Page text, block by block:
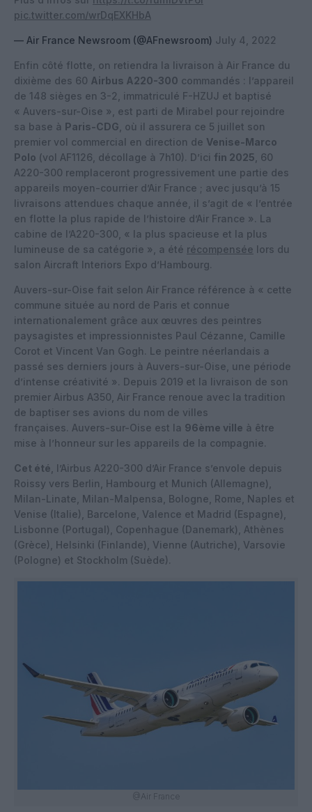
pic.twitter.com/wrDqEXKHbA
— Air France Newsroom (@AFnewsroom) July 4, 2022
Enfin côté flotte, on retiendra la livraison à Air France du
dixième des 60 Airbus A220-300 commandés : l’appareil
de 148 sièges en 3-2, immatriculé F-HZUJ et baptisé
« Auvers-sur-Oise », est parti de Mirabel pour rejoindre
sa base à Paris-CDG , où il assurera ce 5 juillet son
premier vol commercial en direction de Venise-Marco
Polo (vol AF1126, décollage à 7h10). D’ici fin 2025 , 60
A220-300 remplaceront progressivement une partie des
appareils moyen-courrier d’Air France ; avec jusqu’à 15
livraisons attendues chaque année, il s’agit de « l’entrée
en flotte la plus rapide de l’histoire d’Air France ». La
cabine de l’A220-300, « la plus spacieuse et la plus
lumineuse de sa catégorie », a été récompensée lors du
salon Aircraft Interiors Expo d’Hambourg.
Auvers-sur-Oise fait selon Air France référence à « cette
commune située au nord de Paris et connue
internationalement grâce aux œuvres des peintres
paysagistes et impressionnistes Paul Cézanne, Camille
Corot et Vincent Van Gogh. Le peintre néerlandais a
passé ses derniers jours à Auvers-sur-Oise, une période
d’intense créativité ». Depuis 2019 et la livraison de son
premier Airbus A350, Air France renoue avec la tradition
de baptiser ses avions du nom de villes
françaises. Auvers-sur-Oise est la 96ème ville à être
mise à l’honneur sur les appareils de la compagnie.
Cet été , l’Airbus A220-300 d’Air France s’envole depuis
Roissy vers Berlin, Hambourg et Munich (Allemagne),
Milan-Linate, Milan-Malpensa, Bologne, Rome, Naples et
Venise (Italie), Barcelone, Valence et Madrid (Espagne),
Lisbonne (Portugal), Copenhague (Danemark), Athènes
(Grèce), Helsinki (Finlande), Vienne (Autriche), Varsovie
(Pologne) et Stockholm (Suède).
@Air France